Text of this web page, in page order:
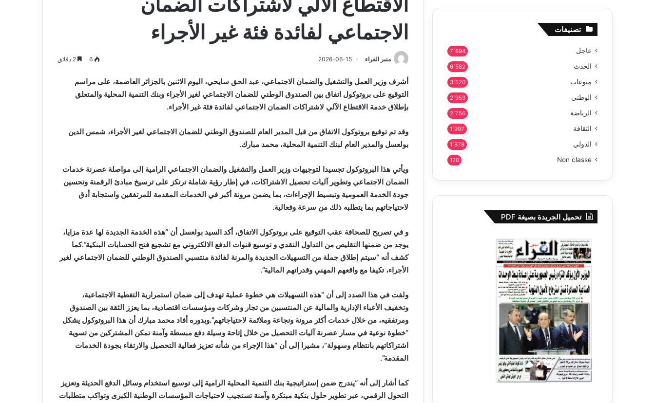
الاجتماعي لفائدة فئة غير الأجراء
منبر القراء 2026-06-15
6
أشرف وزير العمل والتشغيل والضمان الاجتماعي، عبد الحق سايحي، اليوم الاثنين بالجزائر العاصمة، على مراسم
التوقيع على بروتوكول اتفاق بين الصندوق الوطني للضمان الاجتماعي لغير الأجراء وبنك التنمية المحلية والمتعلق
بإطلاق خدمة الاقتطاع الآلي لاشتراكات الضمان الاجتماعي لفائدة فئة غير الأجراء.
وقد تم توقيع بروتوكول الاتفاق من قبل المدير العام للصندوق الوطني للضمان الاجتماعي لغير الأجراء، شمس الدين
بولعسل والمدير العام لبنك التنمية المحلية، محمد مبارك.
ويأتي هذا البروتوكول تجسيدا لتوجيهات وزير العمل والتشغيل والضمان الاجتماعي الرامية إلى مواصلة عصرنة خدمات
الضمان الاجتماعي وتطوير آليات تحصيل الاشتراكات، في إطار رؤية شاملة ترتكز على ترسيخ مبادئ الرقمنة وتحسين
جودة الخدمة العمومية وتبسيط الإجراءات، بما يضمن مرونة أكبر في الخدمات المقدمة للمرتفقين واستجابة أدق
لاحتياجاتهم بما يتطلبه ذلك من سرعة وفعالية.
و في تصريح للصحافة عقب التوقيع على بروتوكول الاتفاق، أكد السيد بولعسل أن “هذه الخدمة الجديدة لها عدة مزايا،
يوجد من ضمنها التقليص من التداول النقدي و توسيع قنوات الدفع الالكتروني مع تشجيع فتح الحسابات البنكية”.كما
كشف أنه “سيتم إطلاق جملة من التسهيلات الجديدة والمرنة لفائدة منتسبي الصندوق الوطني للضمان الاجتماعي لغير
الأجراء، تكيفا مع واقعهم المهني وقدراتهم المالية”.
ولفت في هذا الصدد إلى أن “هذه التسهيلات هي خطوة عملية تهدف إلى ضمان استمرارية التغطية الاجتماعية،
وتخفيف الأعباء الإدارية والمالية عن المنتسبين من تجار وشركات ومؤسسات اقتصادية، بما يعزز الثقة بين الصندوق
ومرتفقيه، من خلال خدمات أكثر مرونة ونجاعة وملائمة لاحتياجاتهم”.وبدوره أفاد محمد مبارك أن هذا البروتوكول يشكل
“خطوة نوعية في مسار عصرنة آليات التحصيل من خلال إتاحة وسيلة دفع مبسطة وآمنة تمكن المشتركين من تسوية
اشتراكاتهم بانتظام وسهولة”، مشيرا إلى أن “هذا الإجراء من شأنه تعزيز فعالية التحصيل والارتقاء بجودة الخدمات
المقدمة”.
كما أشار إلى أنه “يندرج ضمن إستراتيجية بنك التنمية المحلية الرامية إلى توسيع استخدام وسائل الدفع الحديثة وتعزيز
التحول الرقمي، عبر تطوير حلول بنكية مبتكرة وآمنة تستجيب لاحتياجات المؤسسات الوطنية الكبرى وتواكب متطلبات
تصنيفات
عاجل 7٬894
الحدث 6٬582
منوعات 3٬520
الوطني 2٬953
الرياضة 2٬756
الثقافة 1٬997
الدولي 1٬878
Non classé
120
تحميل الجريدة بصيغة PDF